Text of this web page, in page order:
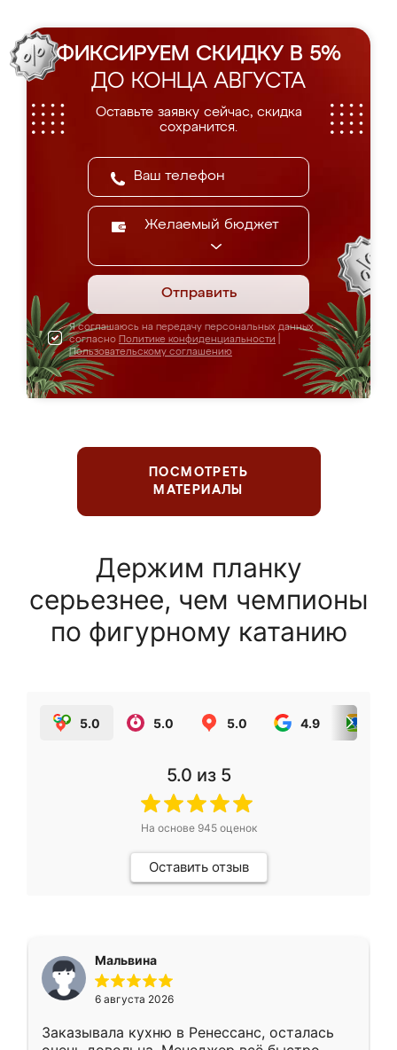
ФИКСИРУЕМ СКИДКУ В 5%
ДО КОНЦА АВГУСТА
Оставьте заявку сейчас, скидка
сохранится.
Желаемый бюджет
Отправить
Я соглашаюсь на передачу персональных данных
согласно Политике конфиденциальности
Пользовательскому соглашению
ПОСМОТРЕТЬ
МАТЕРИАЛЫ
Держим планку
серьезнее, чем чемпионы
по фигурному катанию
5.0 5.0 5.0 4.9
5.0 из 5
На основе 945оценок
Оставить отзыв
Мальвина
6 августа 2026
Заказывала кухню в Ренессанс, осталась